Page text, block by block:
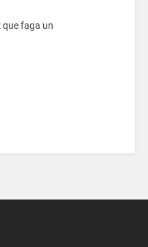
que faga un